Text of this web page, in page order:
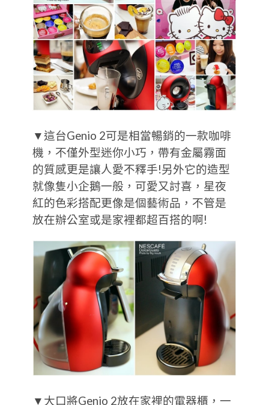
▼這台Genio 2可是相當暢銷的一款咖啡
機，不僅外型迷你小巧，帶有金屬霧面
的質感更是讓人愛不釋手!另外它的造型
就像隻小企鵝一般，可愛又討喜，星夜
紅的色彩搭配更像是個藝術品，不管是
放在辦公室或是家裡都超百搭的啊!
▼大口將Genio 2放在家裡的電器櫃，一